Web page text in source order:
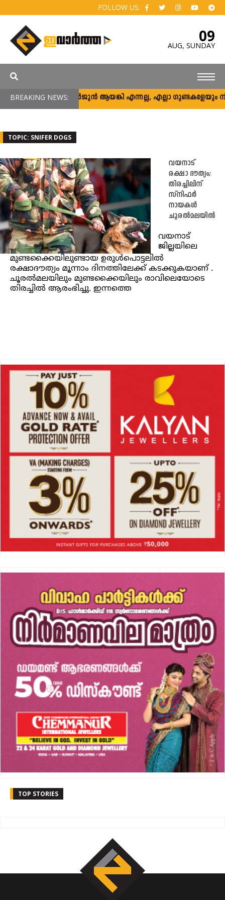
FOLLOW US:
09
AUG, SUNDAY
BREAKING NEWS:അര്‍ജുന്‍ ആയങ്കി എന്നല്ല, എല്ലാ ഗുണ്ടകളേയും
TOPIC: SNIFER DOGS
വയനാട്
രക്ഷാ ദൗത്യം;
തിരച്ചിലിന്
സ്നിഫർ
നായകൾ
ചൂരൽമലയിൽ
വയനാട്
ജില്ലയിലെ
മുണ്ടക്കൈയിലുണ്ടായ ഉരുൾപൊട്ടലിൽ
രക്ഷാദൗത്യം മൂന്നാം ദിനത്തിലേക്ക് കടക്കുകയാണ് .
ചൂരൽമലയിലും മുണ്ടക്കൈയിലും രാവിലെയോടെ
തിരച്ചിൽ ആരംഭിച്ചു. ഇന്നത്തെ
TOP STORIES